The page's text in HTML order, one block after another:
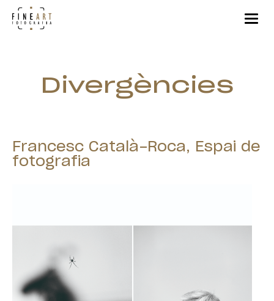
Divergències
Francesc Català-Roca, Espai de
fotografia